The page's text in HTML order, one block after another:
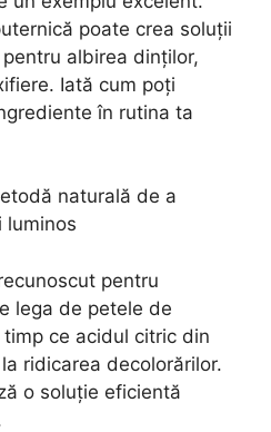
poate crea soluții
albirea dinților,
Iată cum poți
în rutina ta
naturală de a
luminos
pentru
lega de petele de
ce acidul citric din
ridicarea decolorărilor.
o soluție eficientă